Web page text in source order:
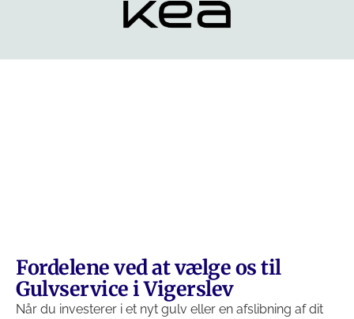
Fordelene ved at vælge os til
Gulvservice i Vigerslev
Når du investerer i et nyt gulv eller en afslibning af dit